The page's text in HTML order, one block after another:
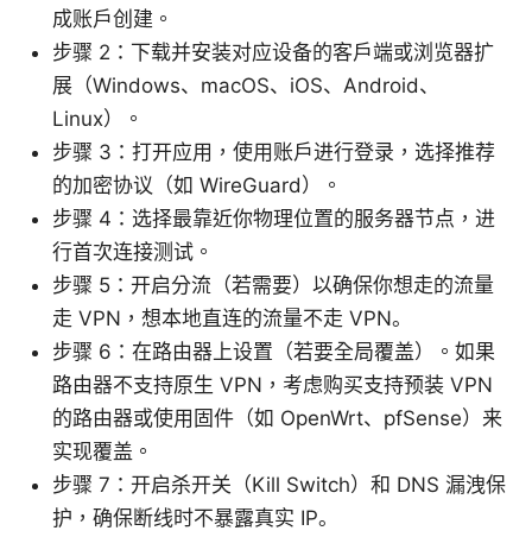
成账户创建。
步骤 2：下载并安装对应设备的客户端或浏览器扩
展（Windows、macOS、iOS、Android、
Linux）。
步骤 3：打开应用，使用账户进行登录，选择推荐
的加密协议（如 WireGuard）。
步骤 4：选择最靠近你物理位置的服务器节点，进
行首次连接测试。
步骤 5：开启分流（若需要）以确保你想走的流量
走 VPN，想本地直连的流量不走 VPN。
步骤 6：在路由器上设置（若要全局覆盖）。如果
路由器不支持原生 VPN，考虑购买支持预装 VPN
的路由器或使用固件（如 OpenWrt、pfSense）来
实现覆盖。
步骤 7：开启杀开关（Kill Switch）和 DNS 漏洩保
护，确保断线时不暴露真实 IP。